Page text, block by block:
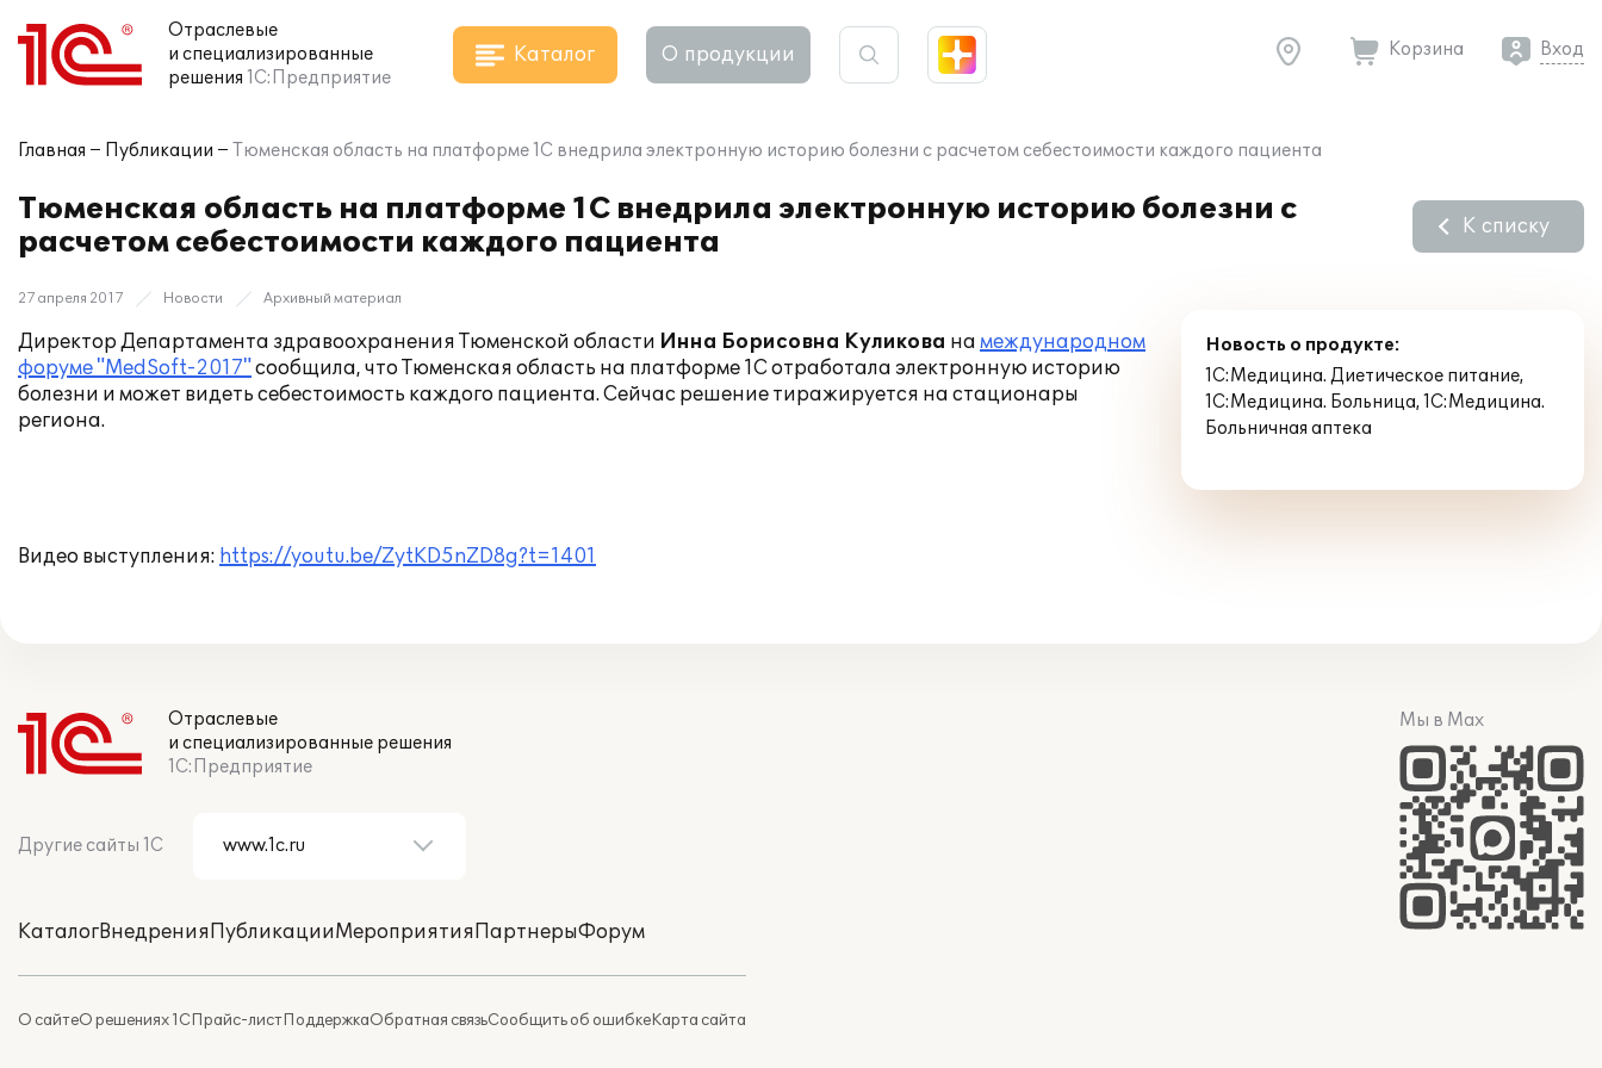
Отраслевые
и специализированные
решения 1С:Предприятие
Каталог О продукции Корзина Вход
Главная Публикации Тюменская область на платформе 1С внедрила электронную историю болезни с расчетом себестоимости каждого пациента
Тюменская область на платформе 1С внедрила электронную историю болезни с
расчетом себестоимости каждого пациента
К списку
27 апреля 2017 Новости Архивный материал
Директор Департамента здравоохранения Тюменской области Инна Борисовна Куликова на международном
форуме "MedSoft-2017" сообщила, что Тюменская область на платформе 1С отработала электронную историю
болезни и может видеть себестоимость каждого пациента. Сейчас решение тиражируется на стационары
региона.
Видео выступления: https://youtu.be/ZytKD5nZD8g?t=1401
Новость о продукте:
1С:Медицина. Диетическое питание,
1С:Медицина. Больница,1С:Медицина.
Больничная аптека
Отраслевые
и специализированные решения
1С:Предприятие
Другие сайты 1С
КаталогВнедренияПубликацииМероприятияПартнерыФорум
О сайтеО решениях 1СПрайс-листПоддержкаОбратная связьСообщить об ошибкеКарта сайта
Мы в Max